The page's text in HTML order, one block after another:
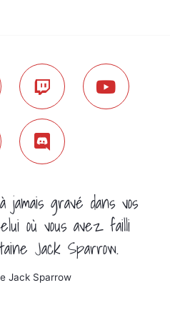
gravé dans vos
où vous avez failli
Jack Sparrow.
Jack Sparrow